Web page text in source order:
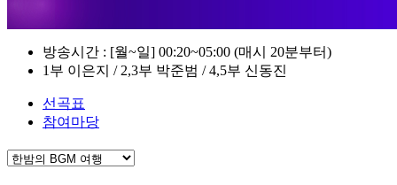
방송시간 : [월~일] 00:20~05:00 (매시 20분부터)
1부 이은지 / 2,3부 박준범 / 4,5부 신동진
선곡표
참여마당